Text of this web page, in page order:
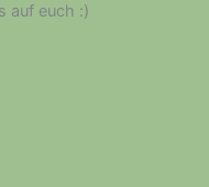
auf euch :­)